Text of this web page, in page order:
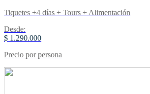
Tiquetes +4 días + Tours + Alimentación
Desde:
$ 1.290.000
Precio por persona